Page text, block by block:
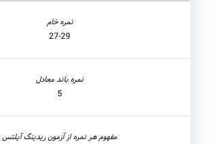
27-29
5